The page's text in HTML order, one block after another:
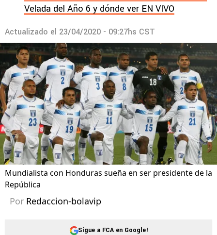
Velada del Año 6 y dónde ver EN VIVO
Actualizado el 23/04/2020 - 09:27hs CST
Mundialista con Honduras sueña en ser presidente de la
República
Por Redaccion-bolavip
Sigue a FCA en Google!